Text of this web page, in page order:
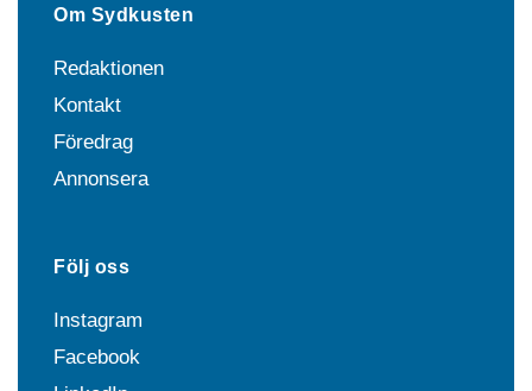
Om Sydkusten
Redaktionen
Kontakt
Föredrag
Annonsera
Följ oss
Instagram
Facebook